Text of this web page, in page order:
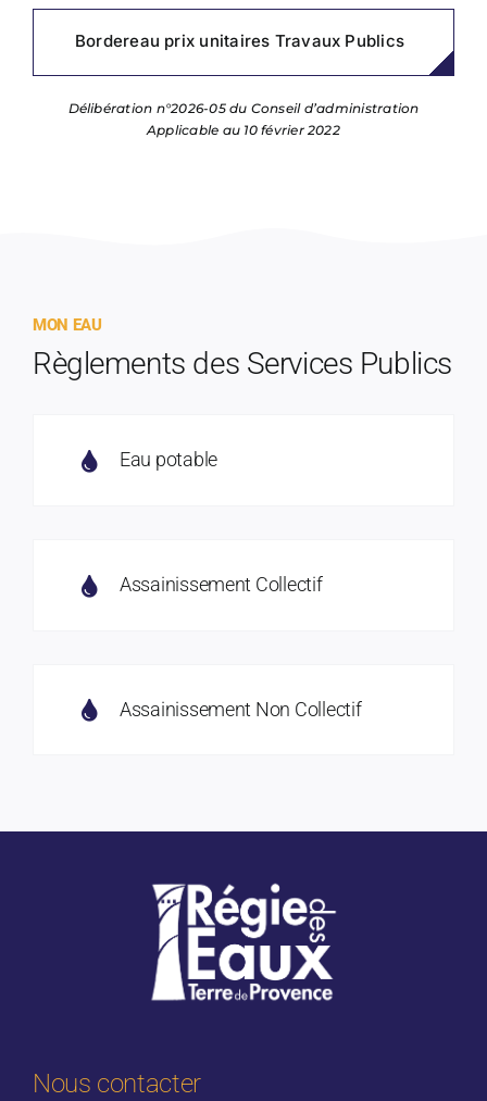
Bordereau prix unitaires Travaux Publics
Délibération n°2026-05 du Conseil d’administration
Applicable au 10 février 2022
MON EAU
Règlements des Services Publics
Eau potable
Assainissement Collectif
Assainissement Non Collectif
Nous contacter